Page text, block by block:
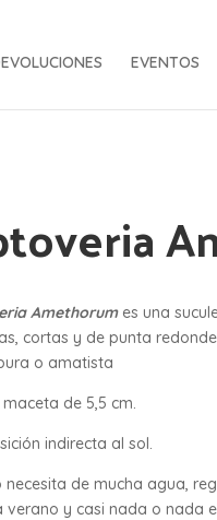
EVENTOS
Amethorum es una
cortas y de punta
o amatista
de 5,5 cm.
indirecta al sol.
necesita de mucha agua,
y casi nada o nada